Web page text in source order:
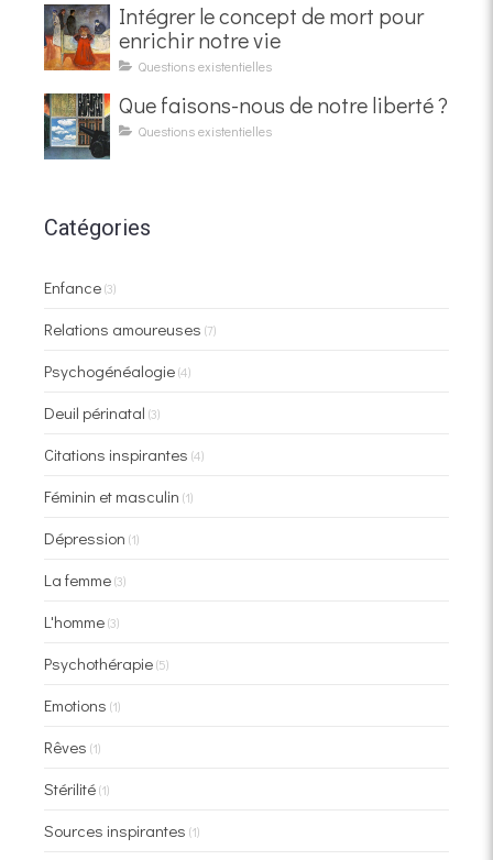
Intégrer le concept de mort pour
enrichir notre vie
Questions existentielles
Que faisons-nous de notre liberté ?
Questions existentielles
Catégories
Enfance(3)
Relations amoureuses (7)
Psychogénéalogie(4)
Deuil périnatal (3)
Citations inspirantes (4)
Féminin et masculin (1)
Dépression (1)
La femme(3)
L'homme(3)
Psychothérapie(5)
Emotions (1)
Rêves (1)
Stérilité(1)
Sources inspirantes (1)